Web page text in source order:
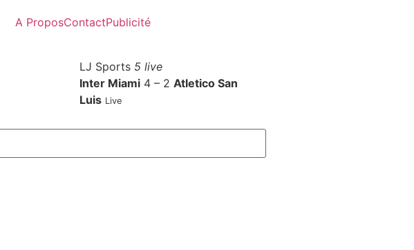
A ProposContactPublicité
LJ Sports 5 live
Inter Miami 4 – 2 Atletico San
Luis Live